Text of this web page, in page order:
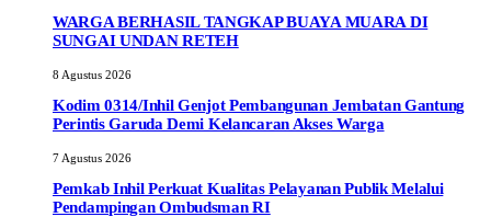
WARGA BERHASIL TANGKAP BUAYA MUARA DI
SUNGAI UNDAN RETEH
8 Agustus 2026
Kodim 0314/Inhil Genjot Pembangunan Jembatan Gantung
Perintis Garuda Demi Kelancaran Akses Warga
7 Agustus 2026
Pemkab Inhil Perkuat Kualitas Pelayanan Publik Melalui
Pendampingan Ombudsman RI